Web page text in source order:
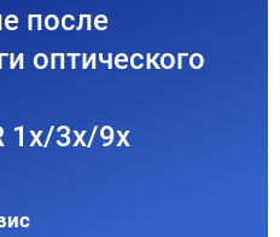
после
оптического
1x/3x/9x